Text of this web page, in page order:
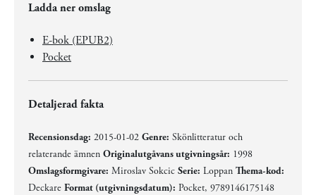
Ladda ner omslag
E-bok (EPUB2)
Pocket
Detaljerad fakta
Recensionsdag: 2015-01-02 Genre: Skönlitteratur och
relaterande ämnen Originalutgåvans utgivningsår: 1998
Omslagsformgivare: Miroslav Sokcic Serie: Loppan Thema-kod:
Deckare Format (utgivningsdatum): Pocket, 9789146175148